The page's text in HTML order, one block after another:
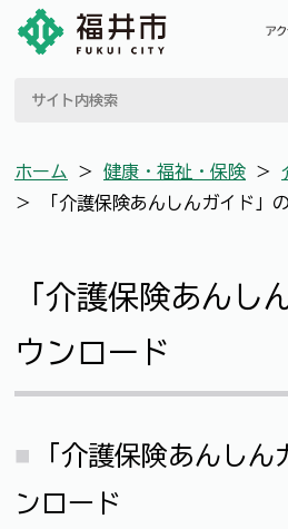
ホーム ＞ 健康・福祉・保険 ＞
＞
「介護保険あんしんガイド」
「介護保険あんし
ウンロード
「介護保険あんしん
ンロード